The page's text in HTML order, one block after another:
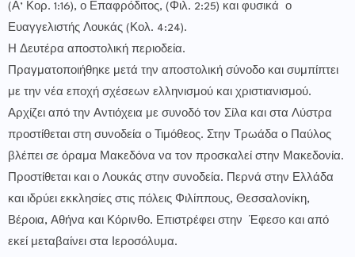
(Α’ Κορ. 1:16), ο Επαφρόδιτος, (Φιλ. 2:25) και φυσικά ο
Ευαγγελιστής Λουκάς (Κολ. 4:24).
Η Δευτέρα αποστολική περιοδεία.
Πραγματοποιήθηκε μετά την αποστολική σύνοδο και συμπίπτει
με την νέα εποχή σχέσεων ελληνισμού και χριστιανισμού.
Αρχίζει από την Αντιόχεια με συνοδό τον Σίλα και στα Λύστρα
προστίθεται στη συνοδεία ο Τιμόθεος. Στην Τρωάδα ο Παύλος
βλέπει σε όραμα Μακεδόνα να τον προσκαλεί στην Μακεδονία.
Προστίθεται και ο Λουκάς στην συνοδεία. Περνά στην Ελλάδα
και ιδρύει εκκλησίες στις πόλεις Φιλίππους, Θεσσαλονίκη,
Βέροια, Αθήνα και Κόρινθο. Επιστρέφει στην Έφεσο και από
εκεί μεταβαίνει στα Ιεροσόλυμα.